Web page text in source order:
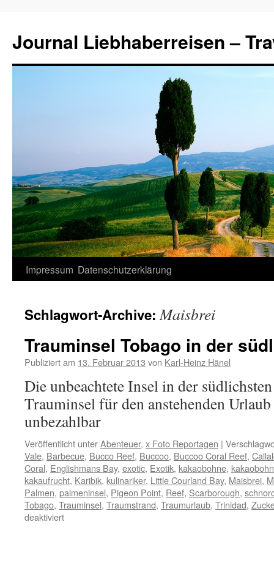
Journal Liebhaberreisen –
Zum
springen
Impressum Datenschutzerklärung
Schlagwort-Archive:Maisbrei
Trauminsel Tobago in der
Publiziert am 13. Februar 2013 von Karl-Heinz Hänel
Die unbeachtete Insel in der
Trauminsel für den anstehenden
unbezahlbar
Veröffentlicht unterAbenteuer, x Foto Reportagen |
Vale, Barbecue, Bucco Reef, Buccoo, Buccoo Coral Reef,
Coral, Englishmans Bay, exotic, Exotik, kakaobohne,
kakaufrucht, Karibik, kulinariker, Little Courland Bay, Maisbrei,
Palmen, palmeninsel, Pigeon Point, Reef, Scarborough,
Tobago, Trauminsel, Traumstrand, Traumurlaub, Trinidad,
deaktiviertfür